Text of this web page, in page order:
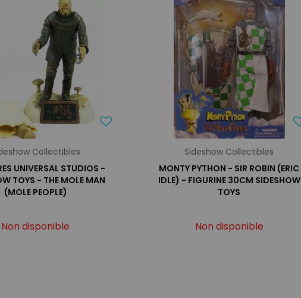
Collectibles
UNIVERSAL STUDIOS -
TOYS - THE MOLE MAN
(MOLE PEOPLE)
Non disponible
Sideshow Collectibles
MONTY PYTHON - SIR ROBIN (ERIC
IDLE) - FIGURINE 30CM SIDESHOW
TOYS
Non disponible